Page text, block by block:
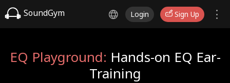
SoundGym Login Sign Up
EQ Playground: Hands-on EQ Ear-
Training